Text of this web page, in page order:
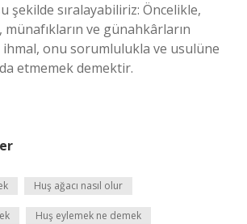
şekilde sıralayabiliriz: Öncelikle,
ve günahkârların
ihmal, onu sorumlulukla ve usulüne
etmemek demektir.
Huş ağacı nasıl olur
Huş eylemek ne demek